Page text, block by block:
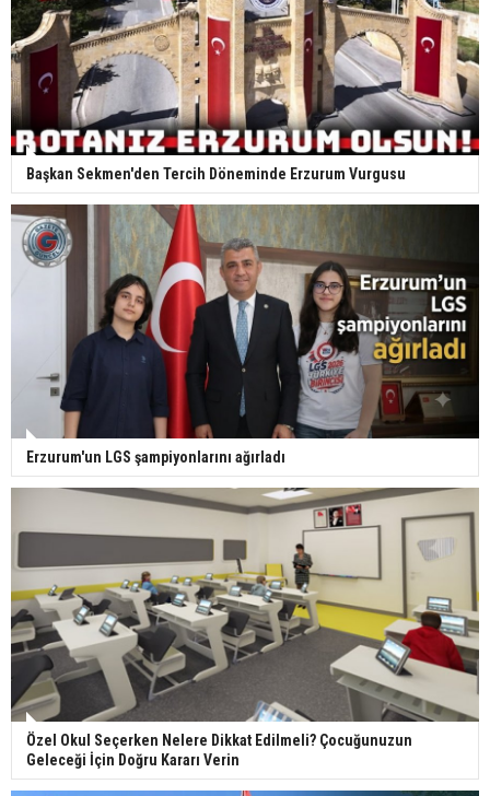
Başkan Sekmen'den Tercih Döneminde Erzurum Vurgusu
Erzurum'un LGS şampiyonlarını ağırladı
Özel Okul Seçerken Nelere Dikkat Edilmeli? Çocuğunuzun
Geleceği İçin Doğru Kararı Verin